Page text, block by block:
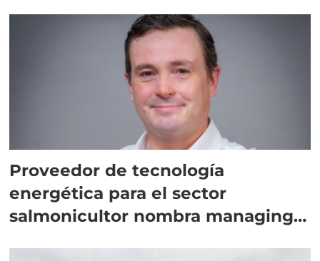
Proveedor de tecnología
energética para el sector
salmonicultor nombra managing